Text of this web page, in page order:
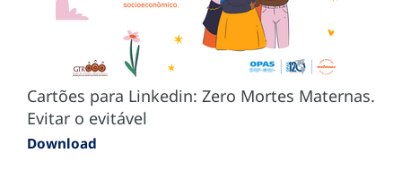
Cartões para Linkedin: Zero Mortes Maternas.
Evitar o evitável
Download